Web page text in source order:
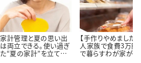
家計管理と夏の思い出
は両立できる。使い過ぎ
た“夏の家計”を立て直
【手作りやめました】
人家族で食費3万円
で暮らすわが家が「